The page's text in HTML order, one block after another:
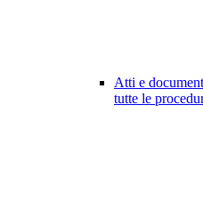
Atti e
tutte le